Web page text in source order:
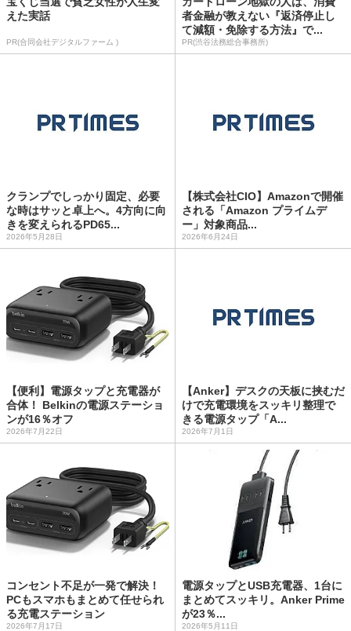
えた実話
PR(合同会社デジタルファーム )
者金融が教えない『返済停止し
て減額・免除する方法』で...
PR(渋谷法務総合事務所)
クランプでしっかり固定、必要
な時はサッと卓上へ。4方向に向
きを変えられるPD65...
2026年5月28日
【株式会社CIO】Amazonで開催
される「Amazon プライムデ
ー」対象商品...
2026年6月24日
【便利】電源タップと充電器が
合体！ Belkinの電源ステーショ
ンが16％オフ
2026年7月22日
【Anker】デスクの天板に挟むだ
けで充電環境をスッキリ整理で
きる電源タップ「A...
2026年7月1日
コンセント不足が一発で解決！
PCもスマホもまとめて任せられ
る充電ステーション
2026年7月17日
電源タップとUSB充電器、1台に
まとめてスッキリ。Anker Prime
が23％...
2026年5月11日